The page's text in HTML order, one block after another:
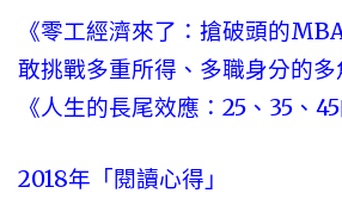
《零工經濟來了：搶破頭的
敢挑戰多重所得、多職身分的多
《人生的長尾效應：25、35、
2018年「閱讀心得」